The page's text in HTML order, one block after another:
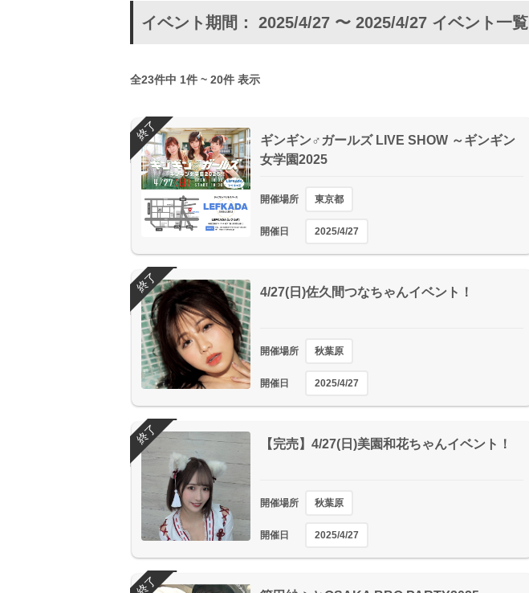
イベント期間： 2025/4/27 〜 2025/4/27 イベント一覧
全23件中 1件 ~ 20件 表示
ギンギン♂ガールズ LIVE SHOW ～ギンギン
女学園2025
開催場所 東京都
開催日 2025/4/27
終了
4/27(日)佐久間つなちゃんイベント！
開催場所 秋葉原
開催日 2025/4/27
終了
【完売】4/27(日)美園和花ちゃんイベント！
開催場所 秋葉原
開催日 2025/4/27
終了
終了